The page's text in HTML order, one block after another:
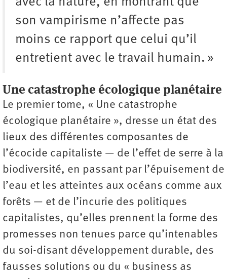
son vampirisme n’affecte pas
moins ce rapport que celui qu’il
entretient avec le travail humain. »
Une catastrophe écologique planétaire
Le premier tome, « Une catastrophe
écologique planétaire », dresse un état des
lieux des différentes composantes de
l’écocide capitaliste — de l’effet de serre à la
biodiversité, en passant par l’épuisement de
l’eau et les atteintes aux océans comme aux
forêts — et de l’incurie des politiques
capitalistes, qu’elles prennent la forme des
promesses non tenues parce qu’intenables
du soi-disant développement durable, des
fausses solutions ou du « business as